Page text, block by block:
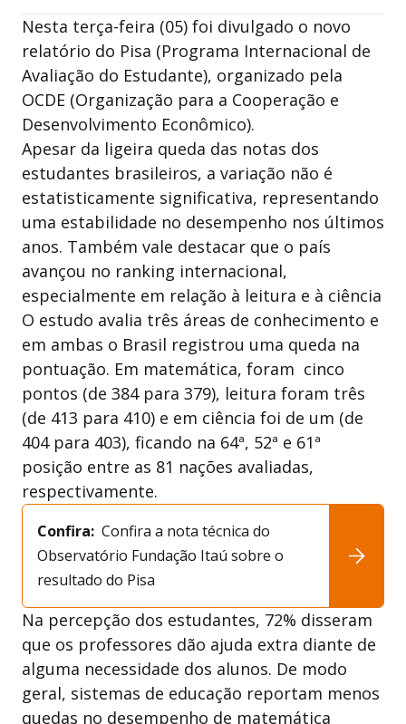
Nesta terça-feira (05) foi divulgado o novo
relatório do Pisa (Programa Internacional de
Avaliação do Estudante), organizado pela
OCDE (Organização para a Cooperação e
Desenvolvimento Econômico).
Apesar da ligeira queda das notas dos
estudantes brasileiros, a variação não é
estatisticamente significativa, representando
uma estabilidade no desempenho nos últimos
anos. Também vale destacar que o país
avançou no ranking internacional,
especialmente em relação à leitura e à ciência
O estudo avalia três áreas de conhecimento e
em ambas o Brasil registrou uma queda na
pontuação. Em matemática, foram cinco
pontos (de 384 para 379), leitura foram três
(de 413 para 410) e em ciência foi de um (de
404 para 403), ficando na 64ª, 52ª e 61ª
posição entre as 81 nações avaliadas,
respectivamente.
Confira: Confira a nota técnica do
Observatório Fundação Itaú sobre o
resultado do Pisa
Na percepção dos estudantes, 72% disseram
que os professores dão ajuda extra diante de
alguma necessidade dos alunos. De modo
geral, sistemas de educação reportam menos
quedas no desempenho de matemática